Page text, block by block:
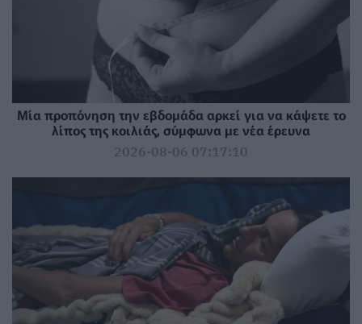
Μία προπόνηση την εβδομάδα αρκεί για να κάψετε το
λίπος της κοιλιάς, σύμφωνα με νέα έρευνα
2026-08-06 07:17:10